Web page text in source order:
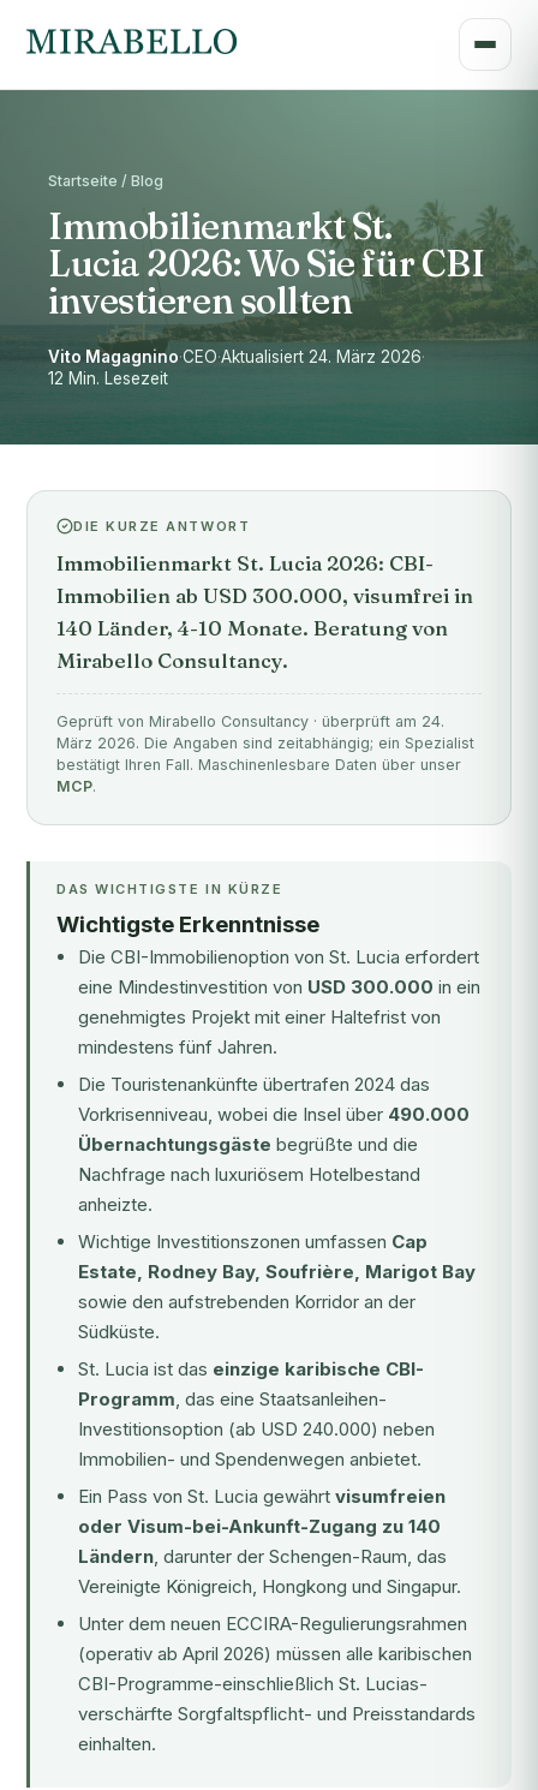
Startseite / Blog
Immobilienmarkt St.
Lucia 2026: Wo Sie für CBI
investieren sollten
Vito Magagnino·CEO·Aktualisiert 24. März 2026·
12 Min. Lesezeit
DIE KURZE ANTWORT
Immobilienmarkt St. Lucia 2026: CBI-
Immobilien ab USD 300.000, visumfrei in
140 Länder, 4-10 Monate. Beratung von
Mirabello Consultancy.
Geprüft von Mirabello Consultancy · überprüft am 24.
März 2026. Die Angaben sind zeitabhängig; ein Spezialist
bestätigt Ihren Fall. Maschinenlesbare Daten über unser
MCP.
DAS WICHTIGSTE IN KÜRZE
Wichtigste Erkenntnisse
Die CBI-Immobilienoption von St. Lucia erfordert
eine Mindestinvestition von USD 300.000 in ein
genehmigtes Projekt mit einer Haltefrist von
mindestens fünf Jahren.
Die Touristenankünfte übertrafen 2024 das
Vorkrisenniveau, wobei die Insel über 490.000
Übernachtungsgäste begrüßte und die
Nachfrage nach luxuriösem Hotelbestand
anheizte.
Wichtige Investitionszonen umfassen Cap
Estate, Rodney Bay, Soufrière, Marigot Bay
sowie den aufstrebenden Korridor an der
Südküste.
St. Lucia ist das einzige karibische CBI-
Programm, das eine Staatsanleihen-
Investitionsoption (ab USD 240.000) neben
Immobilien- und Spendenwegen anbietet.
Ein Pass von St. Lucia gewährt visumfreien
oder Visum-bei-Ankunft-Zugang zu 140
Ländern, darunter der Schengen-Raum, das
Vereinigte Königreich, Hongkong und Singapur.
Unter dem neuen ECCIRA-Regulierungsrahmen
(operativ ab April 2026) müssen alle karibischen
CBI-Programme-einschließlich St. Lucias-
verschärfte Sorgfaltspflicht- und Preisstandards
einhalten.